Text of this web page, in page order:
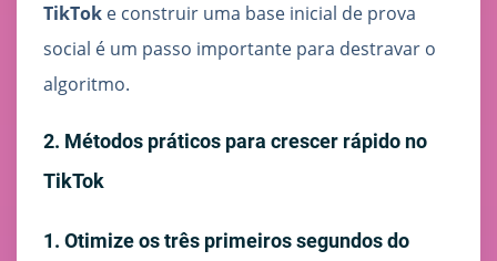
TikTok e construir uma base inicial de prova
social é um passo importante para destravar o
algoritmo.
2. Métodos práticos para crescer rápido no
TikTok
1. Otimize os três primeiros segundos do